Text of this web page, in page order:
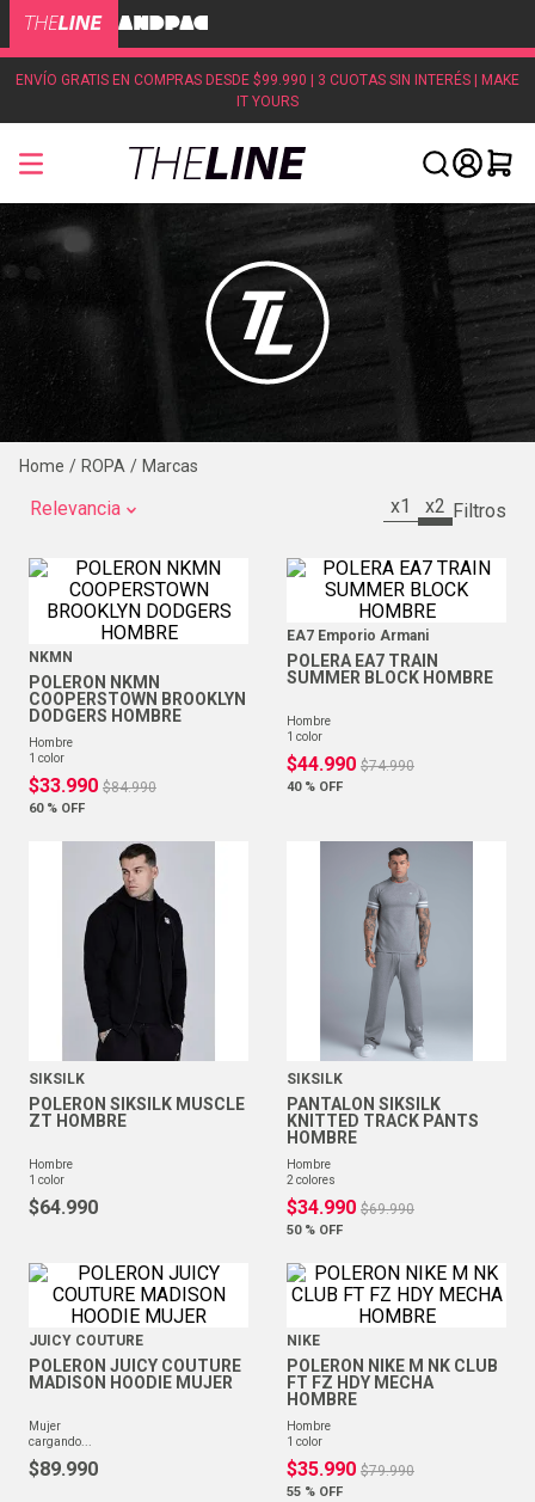
ENVÍO GRATIS EN COMPRAS DESDE $99.990 | 3 CUOTAS SIN INTERÉS | MAKE
IT YOURS
ROPA Marcas
Relevancia x1 x2
NKMN
POLERON NKMN
COOPERSTOWN BROOKLYN
DODGERS HOMBRE
hombre
1 color
$33.990 $84.990
60 % OFF
EA7 Emporio Armani
POLERA EA7 TRAIN
SUMMER BLOCK HOMBRE
hombre
1 color
$44.990 $74.990
40 % OFF
SIKSILK
POLERON SIKSILK MUSCLE
ZT HOMBRE
hombre
1 color
$64.990
SIKSILK
PANTALON SIKSILK
KNITTED TRACK PANTS
HOMBRE
hombre
2 colores
$34.990 $69.990
50 % OFF
JUICY COUTURE
POLERON JUICY COUTURE
MADISON HOODIE MUJER
mujer
3colores
$89.990
NIKE
POLERON NIKE M NK CLUB
FT FZ HDY MECHA
HOMBRE
hombre
1 color
$35.990 $79.990
55 % OFF